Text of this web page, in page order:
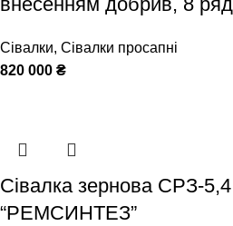
Сівалки, Сівалки просапні
820 000 ₴
Сівалка зернова СРЗ-5,4
“РЕМСИНТЕЗ”